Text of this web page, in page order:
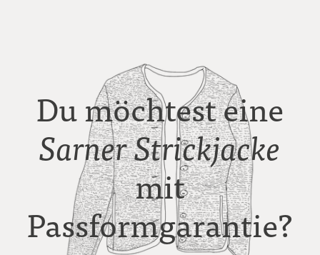
Du möchtest eine
SarnerStrickjacke
mit
Passformgarantie?